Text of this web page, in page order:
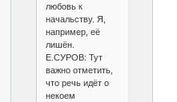
любовь к
начальству. Я,
например, её
лишён.
Е.СУРОВ: Тут
важно отметить,
что речь идёт о
некоем